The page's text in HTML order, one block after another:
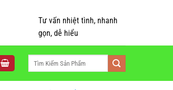
Tư vấn nhiệt tình, nhanh
gọn, dễ hiểu